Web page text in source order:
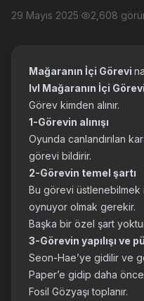
29 Mayıs 2025· 2,608
Mağaranın İçi Görevi
lvl Mağaranın İçi Görevi
Görev kimden alınır.
1-Görevin alınışı
Oyunda canlandırılan
görevi bildirir.
2-Görevin temel şartı
Bu görevi
oynuyor olmak gerekir.
Başka bir özel şart
3-Görevin yapılışı ve
Seon-Hae’ye gidilir ve
Paper’e gidip daha
Fosil Gözyaşı toplanır.